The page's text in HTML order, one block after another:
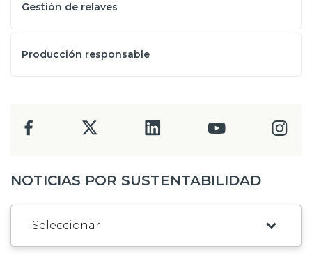
Gestión de relaves
Producción responsable
NOTICIAS POR SUSTENTABILIDAD